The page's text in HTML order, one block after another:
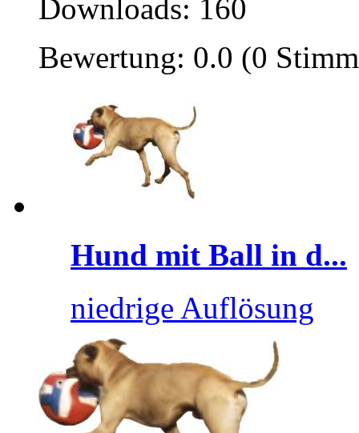
Downloads: 160
Bewertung: 0.0 (0
Hund mit Ball in d...
niedrige Auflösung